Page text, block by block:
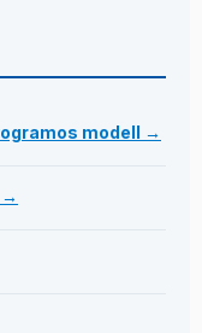
modell →
→